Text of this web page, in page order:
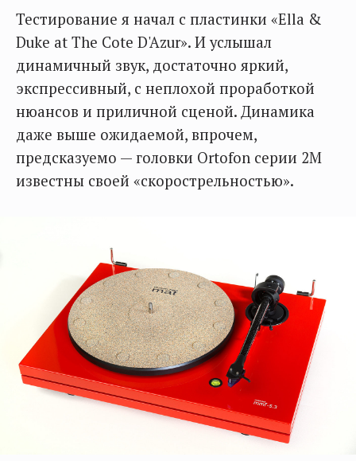
Тестирование я начал с пластинки «Ella &
Duke at The Cote D'Azur». И услышал
динамичный звук, достаточно яркий,
экспрессивный, с неплохой проработкой
нюансов и приличной сценой. Динамика
даже выше ожидаемой, впрочем,
предсказуемо — головки Ortofon серии 2M
известны своей «скорострельностью».